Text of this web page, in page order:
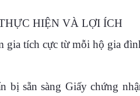
HIỆN VÀ LỢI ÍCH
gia tích cực từ mỗi hộ gia
bị sẵn sàng Giấy chứng